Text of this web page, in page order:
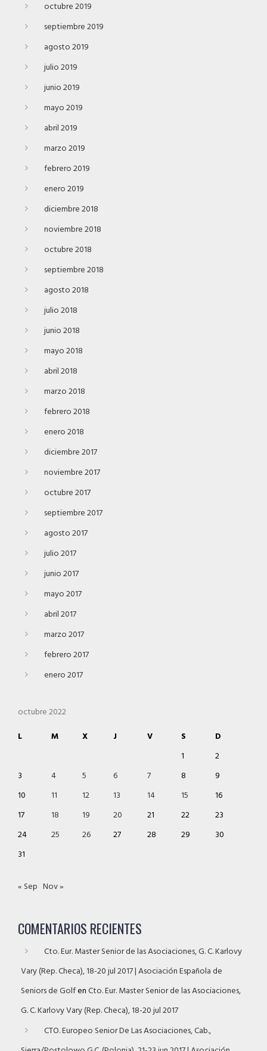
octubre 2019
septiembre 2019
agosto 2019
julio 2019
junio 2019
mayo 2019
abril 2019
marzo 2019
febrero 2019
enero 2019
diciembre 2018
noviembre 2018
octubre 2018
septiembre 2018
agosto 2018
julio 2018
junio 2018
mayo 2018
abril 2018
marzo 2018
febrero 2018
enero 2018
diciembre 2017
noviembre 2017
octubre 2017
septiembre 2017
agosto 2017
julio 2017
junio 2017
mayo 2017
abril 2017
marzo 2017
febrero 2017
enero 2017
octubre 2022
L
M X J V S
D
1
2
3
4 5 6 7 8
9
10
11 12 13 14 15
16
17
18 19 20 21 22
23
24
25 26 27 28 29
30
31
« Sep Nov »
COMENTARIOS RECIENTES
Cto. Eur. Master Senior de las Asociaciones, G. C. Karlovy
Vary (Rep. Checa), 18-20 jul 2017 | Asociación Española de
Seniors de GolfenCto. Eur. Master Senior de las Asociaciones,
G. C. Karlovy Vary (Rep. Checa), 18-20 jul 2017
CTO. Europeo Senior De Las Asociaciones, Cab.,